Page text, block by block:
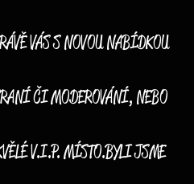
VÁS S NOVOU NABÍDKOU
ČI MODEROVÁNÍ, NEBO
V.I.P. MÍSTO.BYLI JSME